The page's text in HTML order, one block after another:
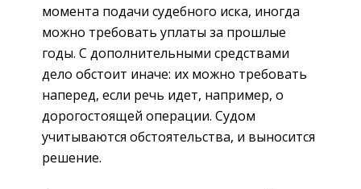
момента подачи судебного иска, иногда
можно требовать уплаты за прошлые
годы. С дополнительными средствами
дело обстоит иначе: их можно требовать
наперед, если речь идет, например, о
дорогостоящей операции. Судом
учитываются обстоятельства, и выносится
решение.